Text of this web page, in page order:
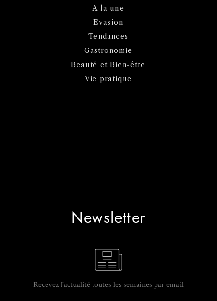
A la une
Evasion
Tendances
Gastronomie
Beauté et Bien-être
Vie pratique
Newsletter
Recevez l'actualité toutes les semaines par email